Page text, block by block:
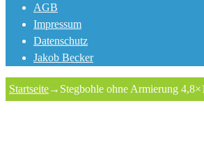
AGB
Impressum
Datenschutz
Jakob Becker
Startseite→ Stegbohle ohne Armierung